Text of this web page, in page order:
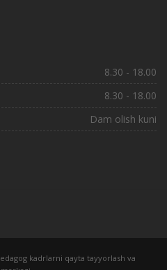
8.30 - 18.00
8.30 - 18.00
Dam olish kuni
kadrlarni qayta tayyorlash va